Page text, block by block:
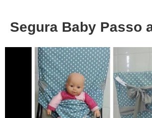
Segura Baby Passo